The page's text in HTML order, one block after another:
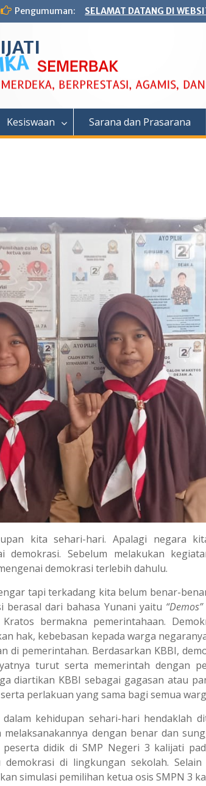
Pengumuman: SELAMAT DATANG DI
Kesiswaan Sarana dan Prasarana
kita sehari-hari. Apalagi negara
Sebelum melakukan
demokrasi terlebih dahulu.
tapi terkadang kita belum benar-
dari bahasa Yunani yaitu “Demos”
bermakna pemerintahaan.
hak, kebebasan kepada warga
pemerintahan. Berdasarkan KBBI,
turut serta memerintah dengan
diartikan KBBI sebagai gagasan atau
perlakuan yang sama bagi semua
kehidupan sehari-hari hendaklah
dengan benar dan
didik di SMP Negeri 3 kalijati
di lingkungan sekolah.
simulasi pemilihan ketua osis SMPN 3